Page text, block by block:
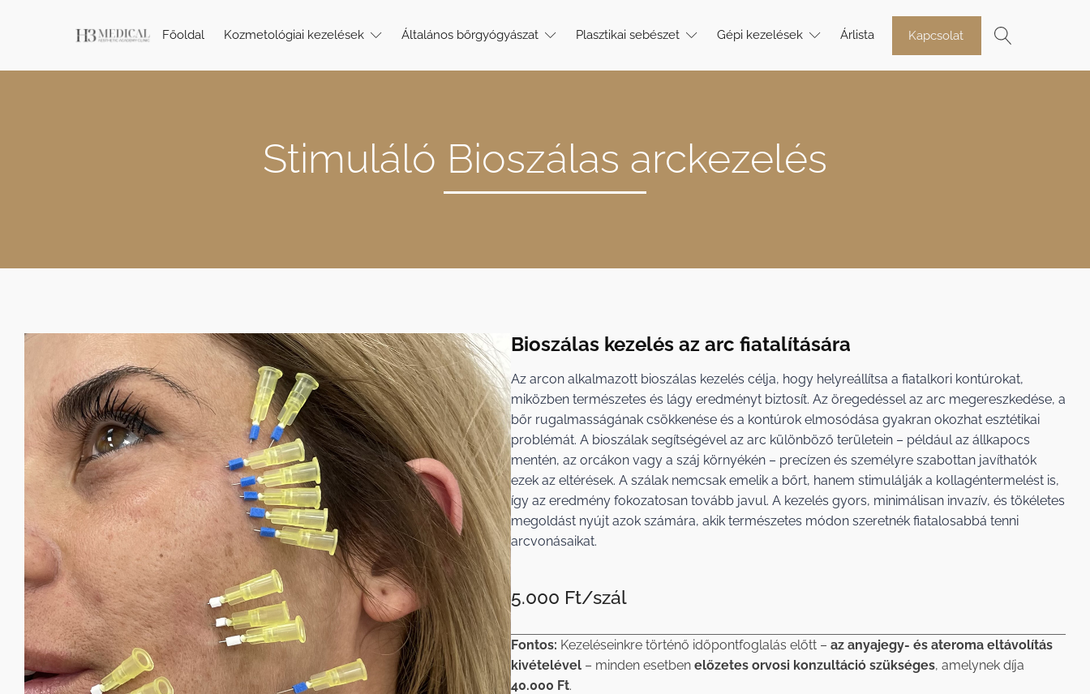
Főoldal Kozmetológiai kezelések Általános bőrgyógyászat Plasztikai sebészet Gépi kezelések Árlista Kapcsolat
Stimuláló Bioszálas arckezelés
Bioszálas kezelés az arc fiatalítására
Az arcon alkalmazott bioszálas kezelés célja, hogy helyreállítsa a fiatalkori kontúrokat,
miközben természetes és lágy eredményt biztosít. Az öregedéssel az arc megereszkedése, a
bőr rugalmasságának csökkenése és a kontúrok elmosódása gyakran okozhat esztétikai
problémát. A bioszálak segítségével az arc különböző területein – például az állkapocs
mentén, az orcákon vagy a száj környékén – precízen és személyre szabottan javíthatók
ezek az eltérések. A szálak nemcsak emelik a bőrt, hanem stimulálják a kollagéntermelést is,
így az eredmény fokozatosan tovább javul. A kezelés gyors, minimálisan invazív, és tökéletes
megoldást nyújt azok számára, akik természetes módon szeretnék fiatalosabbá tenni
arcvonásaikat.
5.000 Ft/szál
Fontos: Kezeléseinkre történő időpontfoglalás előtt – az anyajegy- és ateroma eltávolítás
kivételével – minden esetben előzetes orvosi konzultáció szükséges, amelynek díja
40.000 Ft.